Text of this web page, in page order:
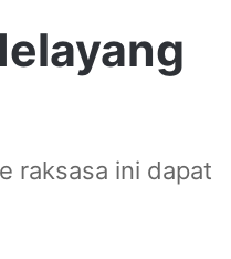
raksasa ini dapat